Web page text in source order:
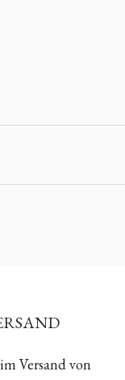
Versand von